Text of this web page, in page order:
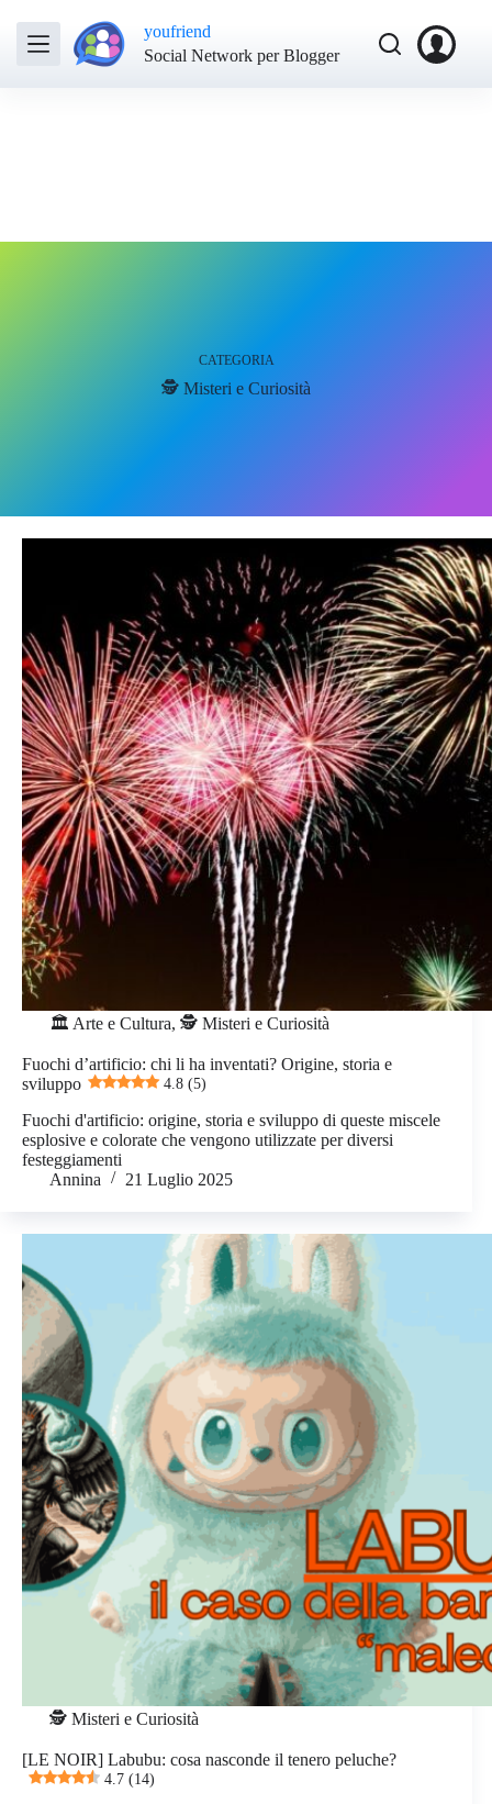
youfriend
Social Network per Blogger
CATEGORIA
🕵️ Misteri e Curiosità
🏛️ Arte e Cultura, 🕵️ Misteri e Curiosità
Fuochi d’artificio: chi li ha inventati? Origine, storia e
sviluppo
4.8 (5)
Fuochi d'artificio: origine, storia e sviluppo di queste miscele
esplosive e colorate che vengono utilizzate per diversi
festeggiamenti
Annina
21 Luglio 2025
🕵️ Misteri e Curiosità
[LE NOIR] Labubu: cosa nasconde il tenero peluche?
4.7 (14)